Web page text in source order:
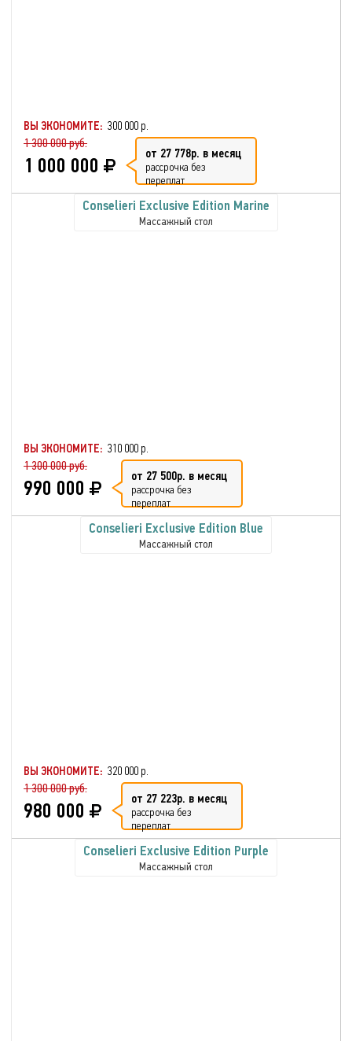
ВЫ ЭКОНОМИТЕ: 300 000 р.
1 300 000 руб.
1 000 000 от 27 778р. в месяц
рассрочка без
переплат
Conselieri Exclusive Edition Marine
Массажный стол
ВЫ ЭКОНОМИТЕ: 310 000 р.
1 300 000 руб.
990 000 от 27 500р. в месяц
рассрочка без
переплат
Conselieri Exclusive Edition Blue
Массажный стол
ВЫ ЭКОНОМИТЕ: 320 000 р.
1 300 000 руб.
980 000 от 27 223р. в месяц
рассрочка без
переплат
Conselieri Exclusive Edition Purple
Массажный стол